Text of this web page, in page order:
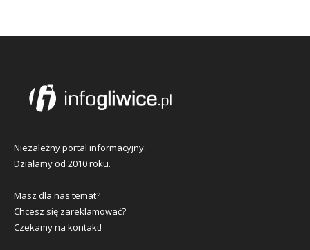
Niezależny portal informacyjny.
Działamy od 2010 roku.
Masz dla nas temat?
Chcesz się zareklamować?
Czekamy na kontakt!